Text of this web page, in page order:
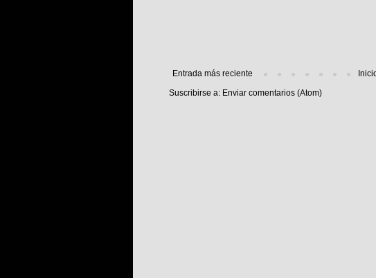
Entrada más reciente
Suscribirse a: Enviar comentarios (Atom)